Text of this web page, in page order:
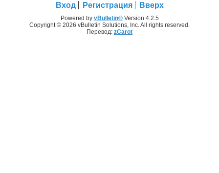
Вход Регистрация Вверх
Powered by vBulletin®Version 4.2.5
Copyright © 2026 vBulletin Solutions, Inc. All rights reserved.
Перевод: zCarot